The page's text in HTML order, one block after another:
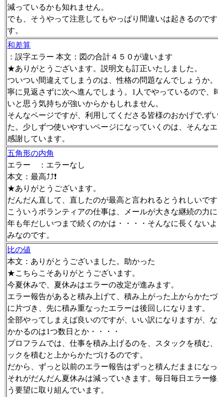
減っているかも知れません。
でも、そうやって注意してもやっぱり間違いは起きるので
す。
和差算
：誤字エラー 本文：図の合計４５０が違います
★ありがとうございます。説明文も訂正いたしました。
ついつい間違えてしまうのは、性格の問題なんでしょうか
寧に見返さずに次へ進んでしまう。1人でやっているので
いと思う気持ちが強いからかもしれません。
そんなページですが、利用してくださる皆様のおかげで,ず
た。少しずつ使いやすいページになっていくのは、そんな
感謝しています。
五角形の内角
エラー ：エラーなし
本文：最高⤴⤴❗
★ありがとうございます。
だんだん直して、直したのが最高と言われるとうれしいで
こういうボランティアの仕事は、メールが大きな継続の力
年も年だしいつまで続くのかは・・・・そんなに長くない
みなのです。
比の値
本文：ありがとうございました。助かった
★こちらこそありがとうございます。
今夏休みで、夏休みはエラーの改定が進みます。
エラー報告があると積み上げて、積み上がった上からかた
に片づき、先に積み重なったエラーは後回しになります。
全部やってしまえば良いのですが、いい訳になりますが、
かかるのは1つ数日とか・・・・
プロフラムでは、仕事を積み上げるのを、スタックを積む
ックを積むと上からかたづけるのです。
だから、ずっと以前のエラー報告はずっと積んだままにな
それがだんだん夏休みは減っていきます。毎日毎日エラー
う要望に取り組んでいます。